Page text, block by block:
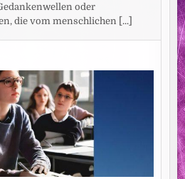
oder
die vom menschlichen
[...]